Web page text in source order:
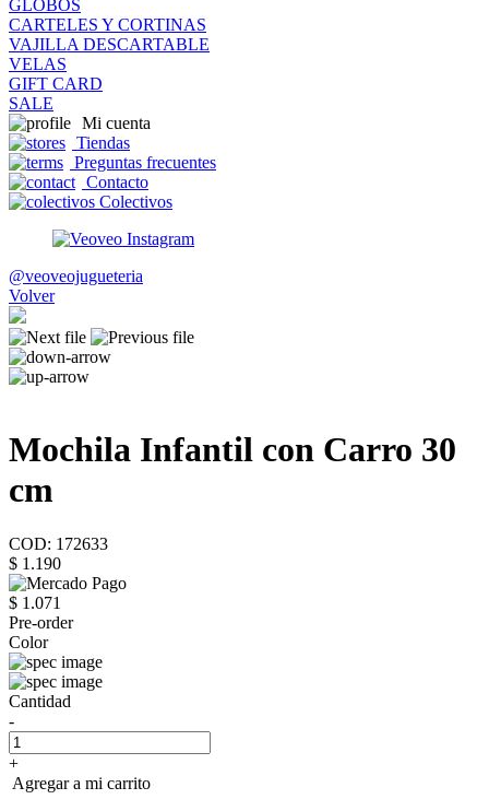
GLOBOS
CARTELES Y CORTINAS
VAJILLA DESCARTABLE
VELAS
GIFT CARD
SALE
Mi cuenta
Tiendas
Preguntas frecuentes
Contacto
Colectivos
@veoveojugueteria
Volver
Mochila Infantil con Carro 30
cm
COD: 172633
$ 1.190
$ 1.071
Pre-order
Color
Cantidad
-
+
Agregar a mi carrito